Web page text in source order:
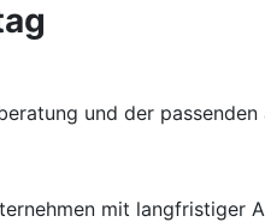
und der
mit langfristiger